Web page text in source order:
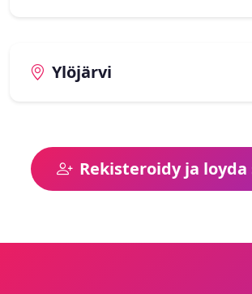
Ylöjärvi
Rekisteroidy ja loyda